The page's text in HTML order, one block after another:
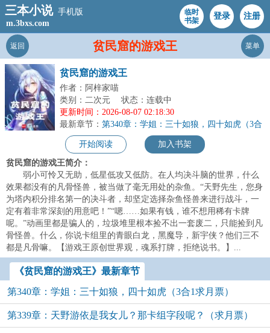
三本小说 手机版
m.3bxs.com
临时
书架
登录 注册
贫民窟的游戏王
返回 菜单
贫民窟的游戏王
作者：阿梓家喵
类别：二次元
状态：连载中
更新时间：2026-08-07 02:18:30
最新章节： 第340章：学姐：三十如狼，四十如虎（3合
1求月票）
开始阅读
加入书架
贫民窟的游戏王简介：
弱小可怜又无助，低星低攻又低防。在人均决斗脑的世界，什么
效果都没有的凡骨怪兽，被当做了毫无用处的杂鱼。“天野先生，您身
为塔内积分排名第一的决斗者，却坚定选择杂鱼怪兽来进行战斗，一
定有着非常深刻的用意吧！”“嗯……如果有钱，谁不想用稀有卡牌
呢。”动画里都是骗人的，垃圾堆里根本捡不出一套废二，只能捡到凡
骨怪兽。什么，你说卡组里的青眼白龙，黑魔导，新宇侠？他们三不
都是凡骨嘛。【游戏王原创世界观，魂系打牌，拒绝说书。】...
《贫民窟的游戏王》最新章节
第340章：学姐：三十如狼，四十如虎（3合1求月票）
第339章：天野游依是我女儿？那卡组字段呢？（求月票）